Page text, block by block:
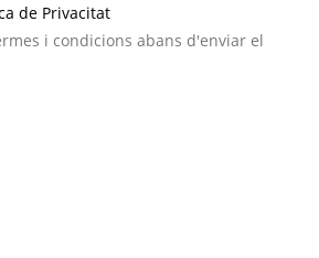
de Privacitat
i condicions abans d'enviar el